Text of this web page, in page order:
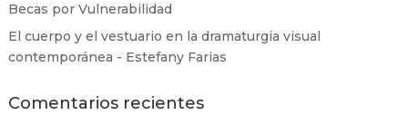
Becas por Vulnerabilidad
El cuerpo y el vestuario en la dramaturgia visual
contemporánea - Estefany Farias
Comentarios recientes